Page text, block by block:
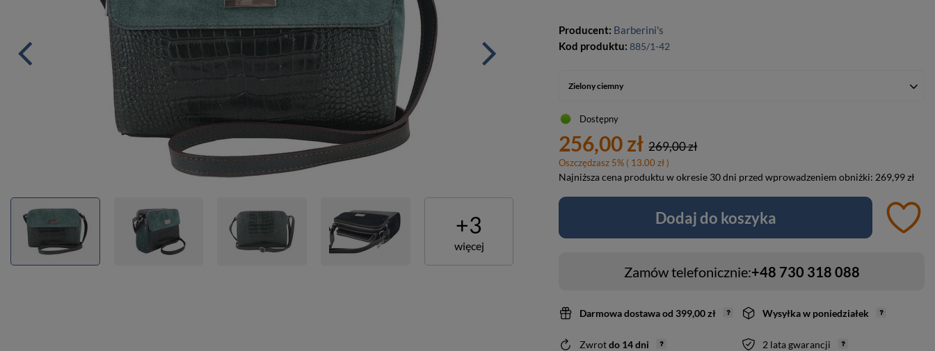
+3
więcej
Producent: Barberini's
Kod produktu:885/1-42
Zielony ciemny
Dostępny
256,00 zł 269,00 zł
Oszczędzasz 5% ( 13.00 zł )
Najniższa cena produktu w okresie 30 dni przed wprowadzeniem obniżki: 269,99 zł
Dodaj do koszyka
Zamów telefonicznie:+48 730 318 088
Darmowa dostawaod 399,00 zł Wysyłkaw poniedziałek
Zwrotdo 14dni 2 lata gwarancji